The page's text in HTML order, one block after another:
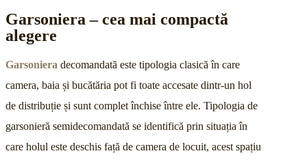
Garsoniera – cea mai compactă
alegere
Garsoniera decomandată este tipologia clasică în care
camera, baia și bucătăria pot fi toate accesate dintr-un hol
de distribuție și sunt complet închise între ele. Tipologia de
garsonieră semidecomandată se identifică prin situația în
care holul este deschis față de camera de locuit, acest spațiu